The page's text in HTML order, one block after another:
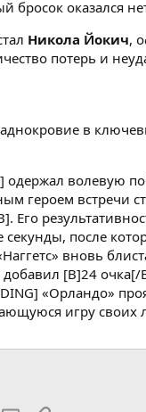
бросок оказался
Никола Йокич,
потерь и
в
волевую
героем встречи
Его
после
вновь
[B]24 очка[/
«Орландо»
игру своих